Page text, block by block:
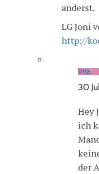
anderst.
LG Joni
http://
Vita
30
Hey
ich
der